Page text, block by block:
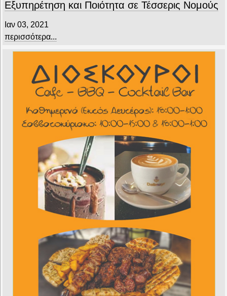
Εξυπηρέτηση και Ποιότητα σε Τέσσερις Νομούς
Ιαν 03, 2021
περισσότερα...